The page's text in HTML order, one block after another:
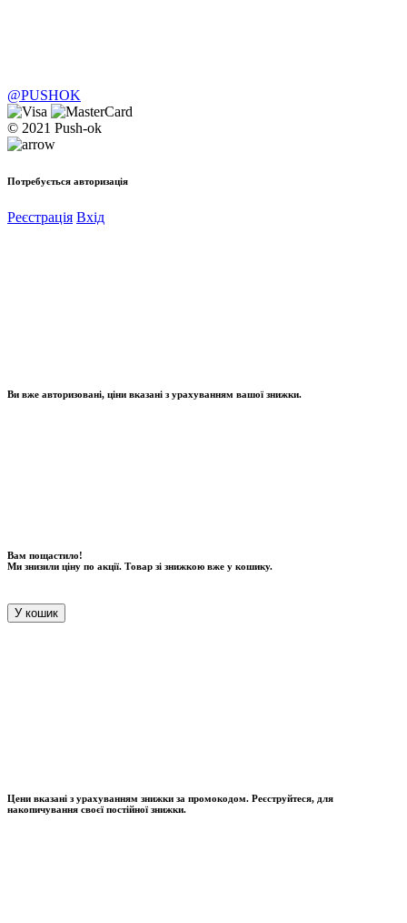
@PUSHOK
© 2021 Push-ok
Потребується авторизація
Реєстрація Вхід
Ви вже авторизовані, ціни вказані з урахуванням вашої знижки.
Вам пощастило!
Ми знизили ціну по акції. Товар зі знижкою вже у кошику.
У кошик
Цени вказані з урахуванням знижки за промокодом. Реєструйтеся, для
накопичування своєї постійної знижки.